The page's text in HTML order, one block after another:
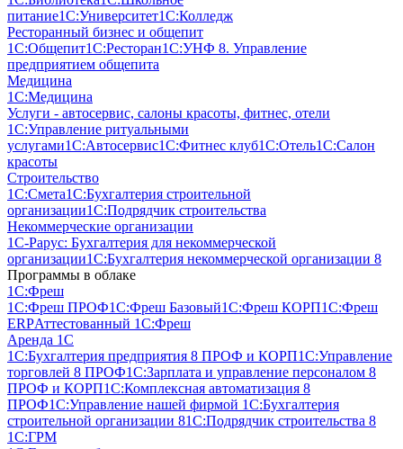
питание1С:Университет1С:Колледж
Ресторанный бизнес и общепит
1С:Общепит1С:Ресторан1С:УНФ 8. Управление
предприятием общепита
Медицина
1С:Медицина
Услуги - автосервис, cалоны красоты, фитнес, отели
1С:Управление ритуальными
услугами1С:Автосервис1С:Фитнес клуб1С:Отель1С:Салон
красоты
Строительство
1С:Смета1С:Бухгалтерия строительной
организации1С:Подрядчик строительства
Некоммерческие организации
1С-Рарус: Бухгалтерия для некоммерческой
организации1С:Бухгалтерия некоммерческой организации 8
Программы в облаке
1C:Фреш
1C:Фреш ПРОФ1C:Фреш Базовый1C:Фреш КОРП1C:Фреш
ERPАттестованный 1С:Фреш
Аренда 1С
1С:Бухгалтерия предприятия 8 ПРОФ и КОРП1С:Управление
торговлей 8 ПРОФ1С:Зарплата и управление персоналом 8
ПРОФ и КОРП1С:Комплексная автоматизация 8
ПРОФ1С:Управление нашей фирмой 1С:Бухгалтерия
строительной организации 81С:Подрядчик строительства 8
1С:ГРМ